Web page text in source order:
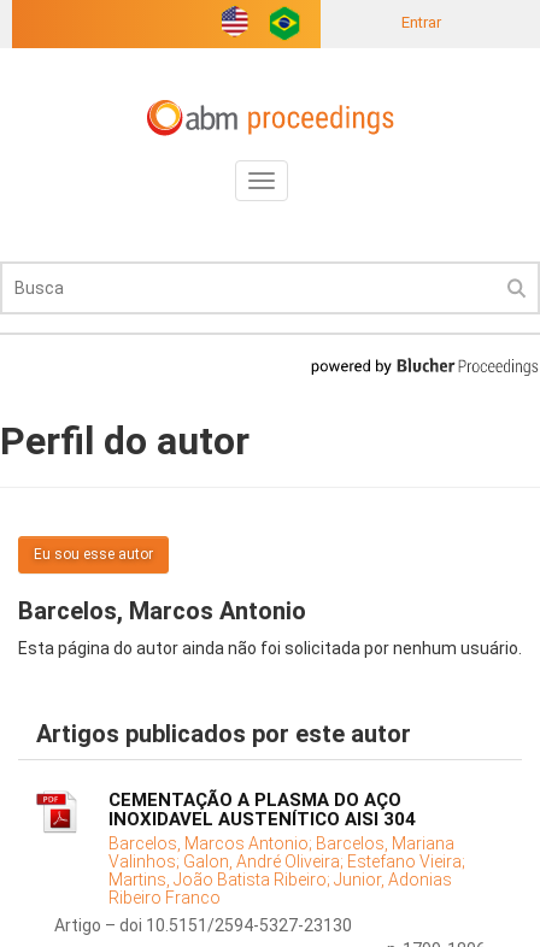
Entrar
Toggle
navigation
Perfil do autor
Eu sou esse autor
Barcelos, Marcos Antonio
Esta página do autor ainda não foi solicitada por nenhum usuário.
Artigos publicados por este autor
CEMENTAÇÃO A PLASMA DO AÇO
INOXIDAVEL AUSTENÍTICO AISI 304
Barcelos, Marcos Antonio; Barcelos, Mariana
Valinhos; Galon, André Oliveira; Estefano Vieira;
Martins, João Batista Ribeiro; Junior, Adonias
Ribeiro Franco
Artigo – doi 10.5151/2594-5327-23130